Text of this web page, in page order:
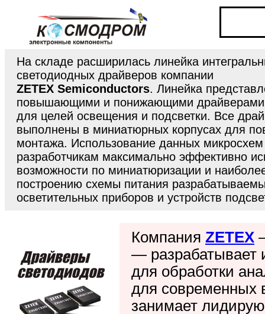
На складе расширилась линейка
светодиодных драйверов компании
ZETEX Semiconductors. Линейка
повышающими и понижающими драйверами
для целей освещения и подсветки. Все
выполнены в миниатюрных корпусах для
монтажа. Использование данных микросхем
разработчикам максимально эффективно
возможности по миниатюризации и
построению схемы питания
осветительных приборов и устройств
Компания ZETEX
— разрабатывает
для обработки
для современных
занимает